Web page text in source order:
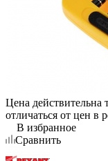
Цена действительна
отличаться от цен в
В избранное
Сравнить